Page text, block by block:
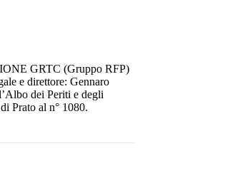
GRTC (Gruppo RFP)
e direttore: Gennaro
dei Periti e degli
Prato al n° 1080.